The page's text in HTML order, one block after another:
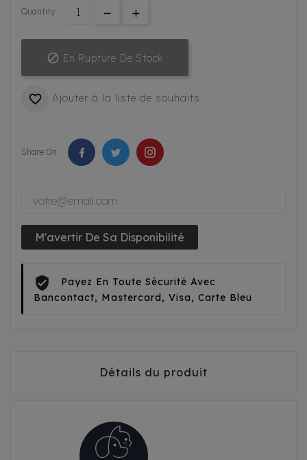
Quantity :
 En Rupture De Stock
 Ajouter à la liste de souhaits
Share On :
M'avertir De Sa Disponibilité
Payez En Toute Sécurité Avec
Bancontact, Mastercard, Visa, Carte Bleu
Détails du produit